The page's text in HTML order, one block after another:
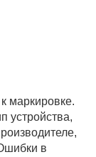
маркировке.
устройства,
в